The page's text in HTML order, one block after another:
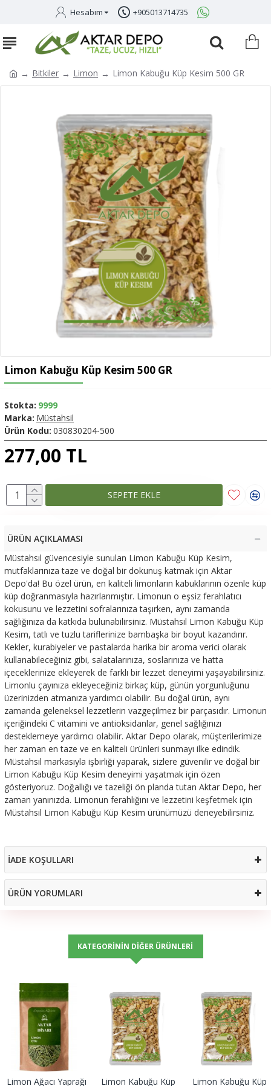
Hesabım +905013714735
Bitkiler Limon Limon Kabuğu Küp Kesim 500 GR
Limon Kabuğu Küp Kesim 500 GR
277,00 TL
Stokta: 9999
Marka: Müstahsil
Ürün Kodu: 030830204-500
SEPETE EKLE
ÜRÜN AÇIKLAMASI
Müstahsıl güvencesiyle sunulan Limon Kabuğu Küp Kesim,
mutfaklarınıza taze ve doğal bir dokunuş katmak için Aktar
Depo'da! Bu özel ürün, en kaliteli limonların kabuklarının özenle küp
küp doğranmasıyla hazırlanmıştır. Limonun o eşsiz ferahlatıcı
kokusunu ve lezzetini sofralarınıza taşırken, aynı zamanda
sağlığınıza da katkıda bulunabilirsiniz. Müstahsıl Limon Kabuğu Küp
Kesim, tatlı ve tuzlu tariflerinize bambaşka bir boyut kazandırır.
Kekler, kurabiyeler ve pastalarda harika bir aroma verici olarak
kullanabileceğiniz gibi, salatalarınıza, soslarınıza ve hatta
içeceklerinize ekleyerek de farklı bir lezzet deneyimi yaşayabilirsiniz.
Limonlu çayınıza ekleyeceğiniz birkaç küp, günün yorgunluğunu
üzerinizden atmanıza yardımcı olabilir. Bu doğal ürün, aynı
zamanda geleneksel lezzetlerin vazgeçilmez bir parçasıdır. Limonun
içeriğindeki C vitamini ve antioksidanlar, genel sağlığınızı
desteklemeye yardımcı olabilir. Aktar Depo olarak, müşterilerimize
her zaman en taze ve en kaliteli ürünleri sunmayı ilke edindik.
Müstahsıl markasıyla işbirliği yaparak, sizlere güvenilir ve doğal bir
Limon Kabuğu Küp Kesim deneyimi yaşatmak için özen
gösteriyoruz. Doğallığı ve tazeliği ön planda tutan Aktar Depo, her
zaman yanınızda. Limonun ferahlığını ve lezzetini keşfetmek için
Müstahsıl Limon Kabuğu Küp Kesim ürünümüzü deneyebilirsiniz.
İADE KOŞULLARI
ÜRÜN YORUMLARI
KATEGORININ DIĞER ÜRÜNLERI
Limon Ağacı Yaprağı Limon Kabuğu Küp Limon Kabuğu Küp